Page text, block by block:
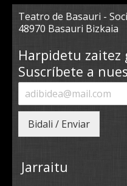
Teatro de Basauri -
48970 Basauri Bizkaia
Harpidetu
Suscríbete a
Bidali / Enviar
Jarraitu